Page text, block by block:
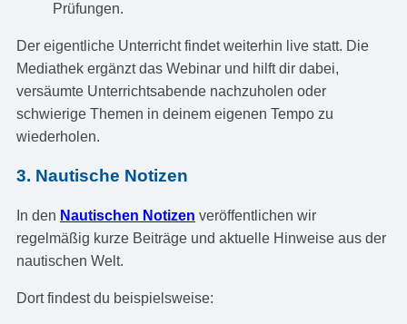
Prüfungen.
Der eigentliche Unterricht findet weiterhin live statt. Die
Mediathek ergänzt das Webinar und hilft dir dabei,
versäumte Unterrichtsabende nachzuholen oder
schwierige Themen in deinem eigenen Tempo zu
wiederholen.
3. Nautische Notizen
In den Nautischen Notizen veröffentlichen wir
regelmäßig kurze Beiträge und aktuelle Hinweise aus der
nautischen Welt.
Dort findest du beispielsweise: